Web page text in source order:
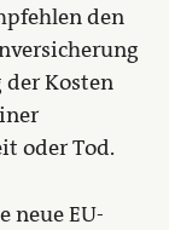
den
der Kosten
oder Tod.
neue EU-